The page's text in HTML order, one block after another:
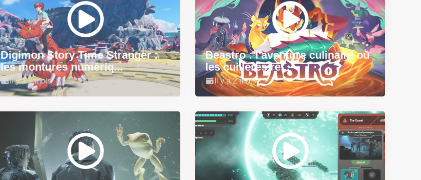
Digimon Story Time Stranger :
les montures numériq...
Il y a 2 mois
Beastro : l’aventure culinaire où
les cuillères re...
Il y a 2 mois